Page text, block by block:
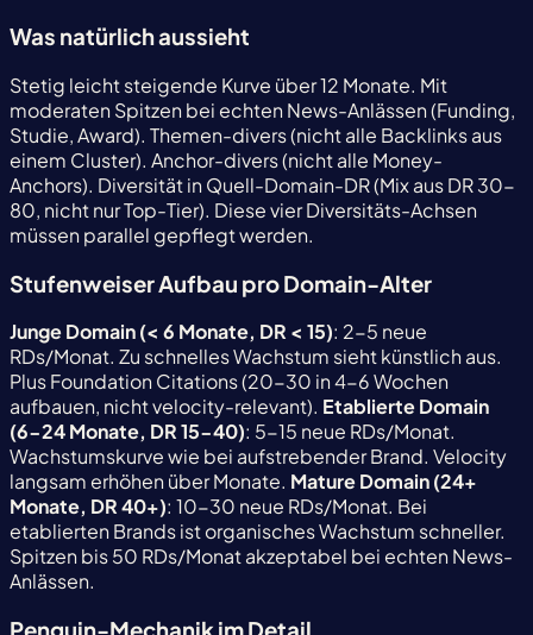
Was natürlich aussieht
Stetig leicht steigende Kurve über 12 Monate. Mit
moderaten Spitzen bei echten News-Anlässen (Funding,
Studie, Award). Themen-divers (nicht alle Backlinks aus
einem Cluster). Anchor-divers (nicht alle Money-
Anchors). Diversität in Quell-Domain-DR (Mix aus DR 30-
80, nicht nur Top-Tier). Diese vier Diversitäts-Achsen
müssen parallel gepflegt werden.
Stufenweiser Aufbau pro Domain-Alter
Junge Domain (< 6 Monate, DR < 15): 2-5 neue
RDs/Monat. Zu schnelles Wachstum sieht künstlich aus.
Plus Foundation Citations (20-30 in 4-6 Wochen
aufbauen, nicht velocity-relevant). Etablierte Domain
(6-24 Monate, DR 15-40): 5-15 neue RDs/Monat.
Wachstumskurve wie bei aufstrebender Brand. Velocity
langsam erhöhen über Monate. Mature Domain (24+
Monate, DR 40+): 10-30 neue RDs/Monat. Bei
etablierten Brands ist organisches Wachstum schneller.
Spitzen bis 50 RDs/Monat akzeptabel bei echten News-
Anlässen.